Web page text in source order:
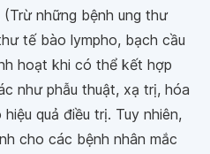
(Trừ những bệnh ung thư
tế bào lympho, bạch cầu
hoạt khi có thể kết hợp
như phẫu thuật, xạ trị, hóa
quả điều trị. Tuy nhiên,
cho các bệnh nhân mắc